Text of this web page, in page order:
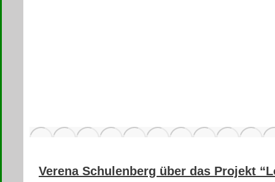
Verena Schulenberg über das Projekt